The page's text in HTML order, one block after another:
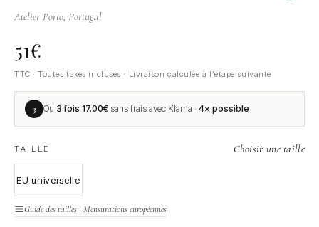
Atelier Porto, Portugal
51€
TTC · Toutes taxes incluses · Livraison calculée à l'étape suivante
3 Ou 3 fois 17.00€ sans frais avec Klarna · 4× possible
TAILLE Choisir une taille
EU universelle
Guide des tailles · Mensurations européennes